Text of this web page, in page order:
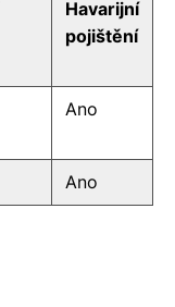
Havarijní
pojištění
Ano
Ano